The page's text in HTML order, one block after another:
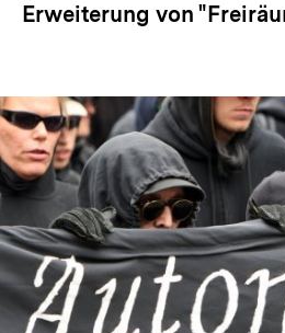
Erweiterung von